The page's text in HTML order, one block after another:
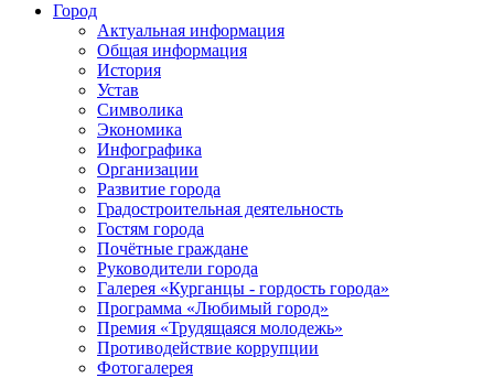
Город
Актуальная информация
Общая информация
История
Устав
Символика
Экономика
Инфографика
Организации
Развитие города
Градостроительная деятельность
Гостям города
Почётные граждане
Руководители города
Галерея «Курганцы - гордость города»
Программа «Любимый город»
Премия «Трудящаяся молодежь»
Противодействие коррупции
Фотогалерея